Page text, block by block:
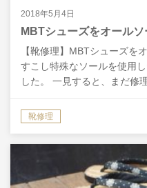
2018年5月4日
MBTシューズをオールソ
【靴修理】MBTシューズを
すこし特殊なソールを使用
した。 一見すると、まだ修
靴修理